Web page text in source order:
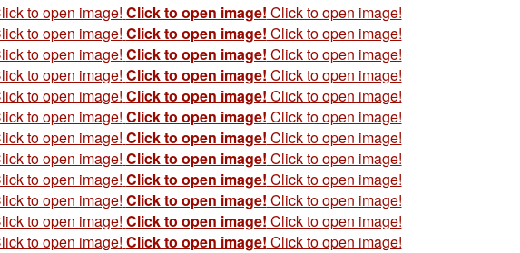
Click to open image! Click to open image!
Click to open image! Click to open image!
Click to open image! Click to open image!
Click to open image! Click to open image!
Click to open image! Click to open image!
Click to open image! Click to open image!
Click to open image! Click to open image!
Click to open image! Click to open image!
Click to open image! Click to open image!
Click to open image! Click to open image!
Click to open image! Click to open image!
Click to open image! Click to open image!